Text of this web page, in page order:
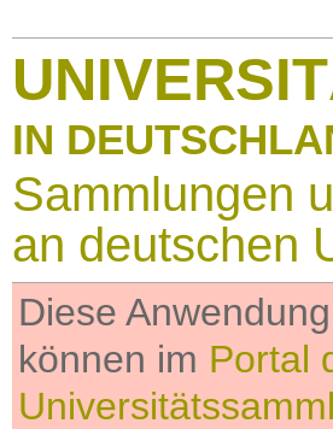
IN
Sammlungen
an deutschen
Diese
können im Portal